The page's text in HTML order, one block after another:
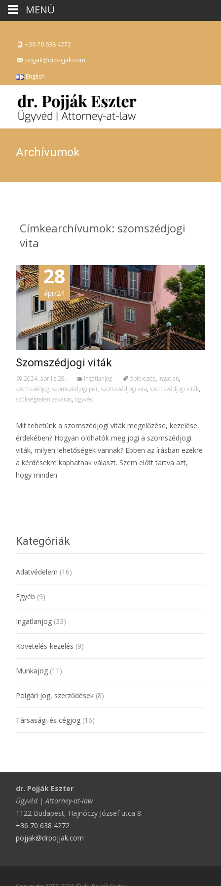
+36 70 638 4272
pojjak@drpojjak.com
English
Archívumok
Címkearchívumok: szomszédjogi
vita
28
ápr/24
Szomszédjogi viták
2024. április 28. Ingatlanjog építkezés, ingatlan,
szomszédjog, szomszédjogi per, szomszédjogi vita, szomszédjogi viták,
szükségtelen zavarás, ügyvéd
Mit tehetünk a szomszédjogi viták megelőzése, kezelése
érdekében? Hogyan oldhatók meg jogi a szomszédjogi
viták, milyen lehetőségek vannak? Ebben az írásban ezekre
a kérdésekre kaphatnak választ. Szem előtt tartva azt,
hogy minden
Kategóriák
Adatvédelem (16)
Egyéb (9)
Ingatlanjog (33)
Követelés-kezelés (9)
Munkajog (11)
Polgári jog, szerződések (8)
Társasági-és cégjog (16)
dr. Pojják Eszter
Ügyvéd | Attorney-at-law
1122 Budapest, Hajnóczy József utca 8.
+36 70 638 4272
pojjak@drpojjak.com
MENÜ